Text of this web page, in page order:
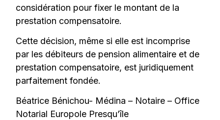
considération pour fixer le montant de la
prestation compensatoire.
Cette décision, même si elle est incomprise
par les débiteurs de pension alimentaire et de
prestation compensatoire, est juridiquement
parfaitement fondée.
Béatrice Bénichou- Médina – Notaire – Office
Notarial Europole Presqu’île